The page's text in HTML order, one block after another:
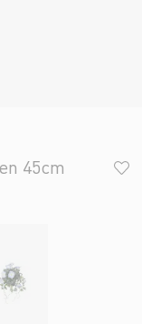
45cm